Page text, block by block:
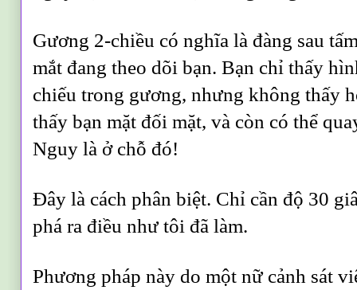
Gương 2-chiều có nghĩa là đàng sau
mắt đang theo dõi bạn. Bạn chỉ thấy
chiếu trong gương, nhưng không thấy
thấy bạn mặt đối mặt, và còn có thể
Nguy là ở chỗ đó!
Đây là cách phân biệt. Chỉ cần độ 30
phá ra điều như tôi đã làm.
Phương pháp này do một nữ cảnh sát